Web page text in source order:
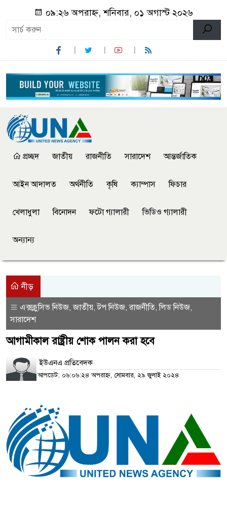
০৯:২৬ অপরাহ্ন, শনিবার, ০১ অগাস্ট ২০২৬
প্রচ্ছদ জাতীয় রাজনীতি সারাদেশ আন্তর্জাতিক
আইন আদালত অর্থনীতি কৃষি ক্যাম্পাস ফিচার
খেলাধুলা বিনোদন ফটো গ্যালারী ভিডিও গ্যালারী
অন্যান্য
নীড়
এক্সক্লুসিভ নিউজ,জাতীয়,টপ নিউজ,রাজনীতি,লিড নিউজ,
সারাদেশ
আগামীকাল রাষ্ট্রীয় শোক পালন করা হবে
ইউএনএ প্রতিবেদক
আপডেট: ০৬:০৬:২৪ অপরাহ্ন, সোমবার, ২৯ জুলাই ২০২৪